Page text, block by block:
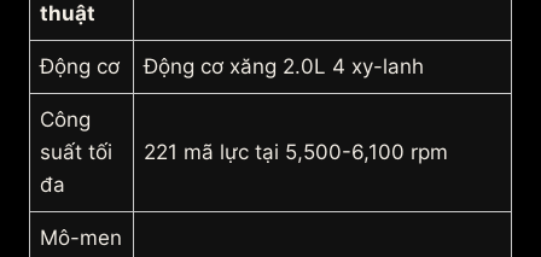
thuật
Động cơ Động cơ xăng 2.0L 4 xy-lanh
Công
suất tối
đa
221 mã lực tại 5,500-6,100 rpm
Mô-men